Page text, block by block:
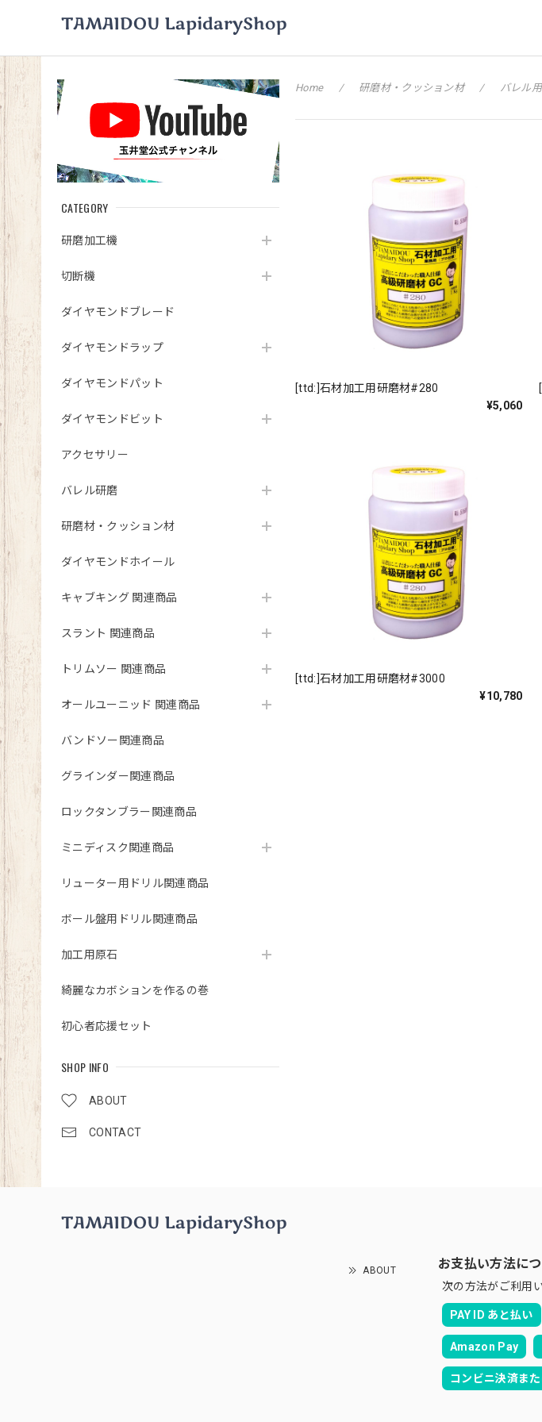
CATEGORY
研磨加工機
切断機
ダイヤモンドブレード
ダイヤモンドラップ
ダイヤモンドパット
ダイヤモンドビット
アクセサリー
バレル研磨
研磨材・クッション材
ダイヤモンドホイール
キャブキング 関連商品
スラント 関連商品
トリムソー 関連商品
オールユーニッド 関連商品
バンドソー関連商品
グラインダー関連商品
ロックタンブラー関連商品
ミニディスク関連商品
リューター用ドリル関連商品
ボール盤用ドリル関連商品
加工用原石
綺麗なカボションを作るの巻
初心者応援セット
SHOP INFO
ABOUT
CONTACT
Home 研磨材・クッション材 バレル
[ttd:]石材加工用研磨材#280
¥5,060
[ttd:]石材加工用研磨材#3000
¥10,780
ABOUT お支払い方法に
次の方法がご利用
PAY ID あと払い
Amazon Pay
コンビニ決済ま